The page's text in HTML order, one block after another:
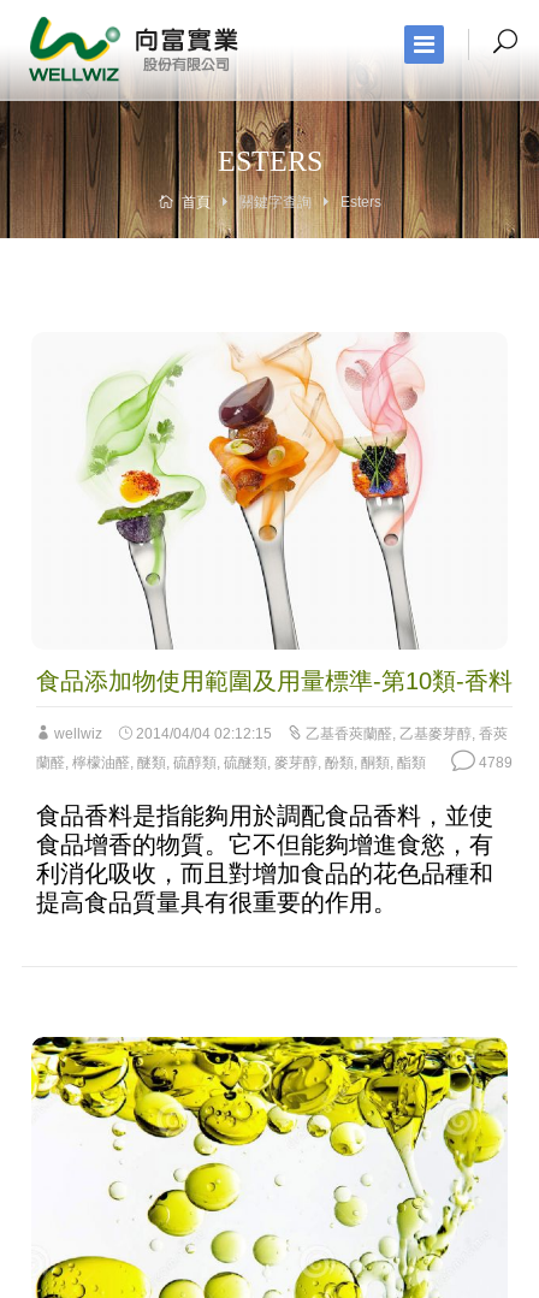
ESTERS
首頁 關鍵字查詢 Esters
食品添加物使用範圍及用量標準-第10類-香料
wellwiz 2014/04/04 02:12:15 乙基香莢蘭醛, 乙基麥芽醇, 香莢
蘭醛, 檸檬油醛, 醚類, 硫醇類, 硫醚類, 麥芽醇, 酚類, 酮類, 酯類 4789
食品香料是指能夠用於調配食品香料，並使
食品增香的物質。它不但能夠增進食慾，有
利消化吸收，而且對增加食品的花色品種和
提高食品質量具有很重要的作用。